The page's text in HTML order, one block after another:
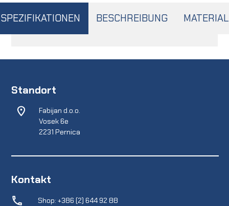
SPEZIFIKATIONEN BESCHREIBUNG MATERIAL
Standort
Fabijan d.o.o.
Vosek 6e
2231 Pernica
Kontakt
Shop: +386 (2) 644 92 88